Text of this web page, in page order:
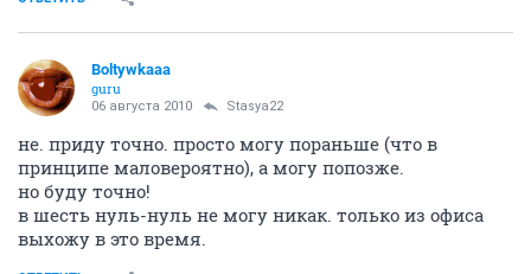
Boltywkaaa
guru
06 августа 2010 Stasya22
не. приду точно. просто могу пораньше (что в
принципе маловероятно), а могу попозже.
но буду точно!
в шесть нуль-нуль не могу никак. только из офиса
выхожу в это время.